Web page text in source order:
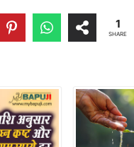
1
SHARE